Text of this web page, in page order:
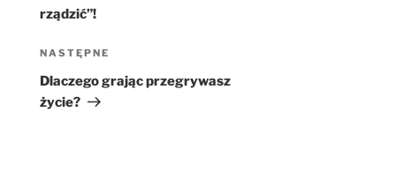
rządzić”!
Następny
wpis
NASTĘPNE
Dlaczego grając przegrywasz
życie?